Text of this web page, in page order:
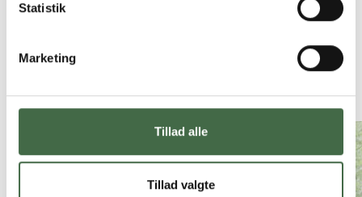
Statistik
Marketing
Tillad alle
Tillad valgte
Siden er sidst opdateret:
Andre nyheder